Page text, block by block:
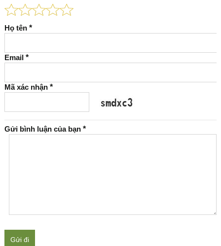
Họ tên *
Email *
Mã xác nhận *
Gửi bình luận của bạn *
Gửi đi